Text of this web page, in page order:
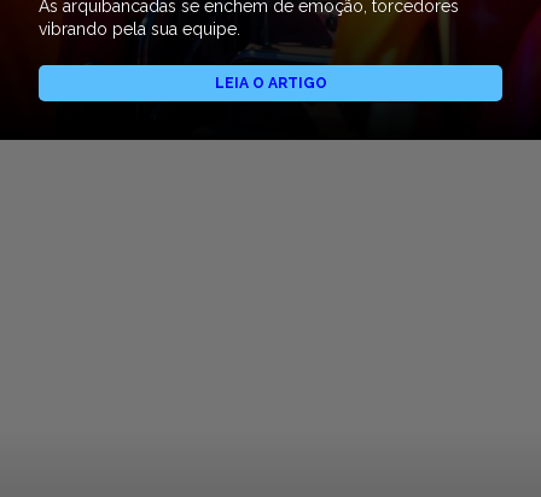
As arquibancadas se enchem de emoção, torcedores
vibrando pela sua equipe.
LEIA O ARTIGO